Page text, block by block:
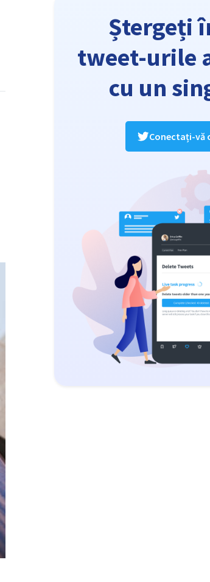
Ștergeți
tweet-urile
cu un
Conectați-vă